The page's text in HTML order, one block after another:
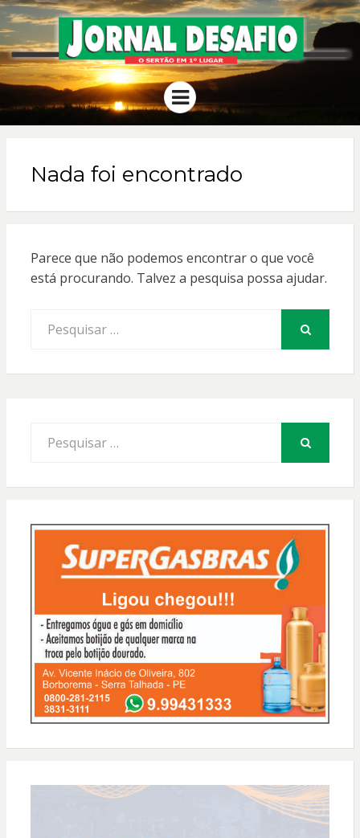
JORNAL
DESAFIO
O Sertão em 1º Lugar
Menu
Nada foi encontrado
Parece que não podemos encontrar o que você
está procurando. Talvez a pesquisa possa ajudar.
por:
por: